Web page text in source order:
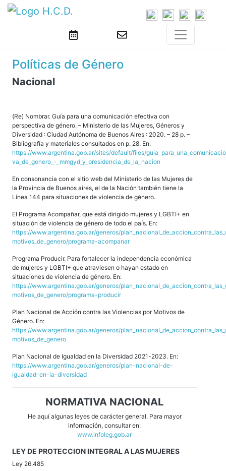
Políticas de Género
Nacional
(Re) Nombrar. Guía para una comunicación efectiva con
perspectiva de género. – Ministerio de las Mujeres, Géneros y
Diversidad : Ciudad Autónoma de Buenos Aires : 2020. – 28 p. –
Bibliografía y materiales consultados en p. 28. En:
https://www.argentina.gob.ar/sites/default/files/
va_de_genero_-_mmgyd_y_presidencia_de_la_nacion
En consonancia con el sitio web del Ministerio de las Mujeres de
la Provincia de Buenos aires, el de la Nación también tiene la
Línea 144 para situaciones de violencia de género.
El Programa Acompañar, que está dirigido mujeres y LGBTI+ en
situación de violencia de género de todo el país. En:
https://www.argentina.gob.ar/generos/
motivos_de_genero/programa-acompanar
Programa Producir. Para fortalecer la independencia económica
de mujeres y LGBTI+ que atraviesen o hayan estado en
situaciones de violencia de género. En:
https://www.argentina.gob.ar/generos/
motivos_de_genero/programa-producir
Plan Nacional de Acción contra las Violencias por Motivos de
Género. En:
https://www.argentina.gob.ar/generos/
motivos_de_genero
Plan Nacional de Igualdad en la Diversidad 2021-2023. En:
https://www.argentina.gob.ar/generos/plan-nacional-de-
igualdad-en-la-diversidad
NORMATIVA NACIONAL
He aquí algunas leyes de carácter general. Para mayor
información, consultar en:
www.infoleg.gob.ar
LEY DE PROTECCION INTEGRAL A LAS MUJERES
Ley 26.485